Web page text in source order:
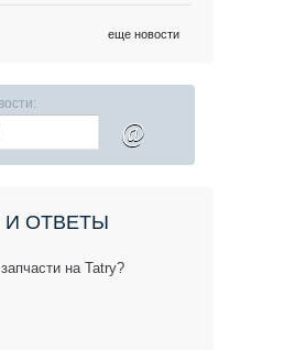
еще новости
@
ОТВЕТЫ
на Tatry?